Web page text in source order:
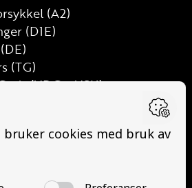
(A2)
(D1E)
(TG)
(YDG – YSK)
(YDP – YSK)
(EYDG)
(Teorikurs)